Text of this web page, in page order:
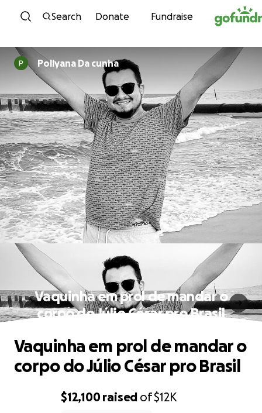
Skip to content
Search Donate Fundraise
Pollyana Da cunha
Vaquinha em prol de mandar o
corpo do Júlio César pro Brasil
$12,100raised of$12K
Vaquinha em prol de mandar o
corpo do Júlio César pro Brasil